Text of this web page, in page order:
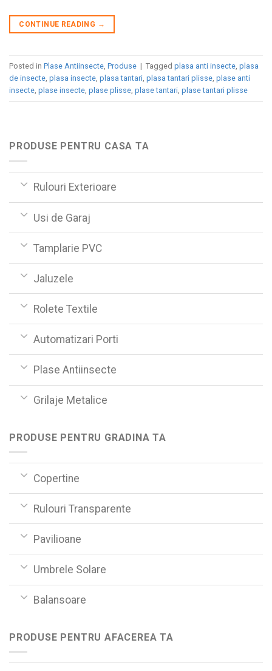
PRODUSE PENTRU CASA TA
Rulouri Exterioare
Usi de Garaj
Tamplarie PVC
Jaluzele
Rolete Textile
Automatizari Porti
Plase Antiinsecte
Grilaje Metalice
PRODUSE PENTRU GRADINA TA
Copertine
Rulouri Transparente
Pavilioane
Umbrele Solare
Balansoare
PRODUSE PENTRU AFACEREA TA
CONTINUE READING →
Posted in Plase Antiinsecte Produse | Tagged plasa anti insecte plasa
de insecte plasa insecte plasa tantari plasa tantari plisse plase anti
insecte plase insecte plase plisse plase tantari plase tantari plisse